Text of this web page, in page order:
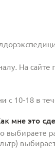
На
с 10-18 в
мне это
выбираете